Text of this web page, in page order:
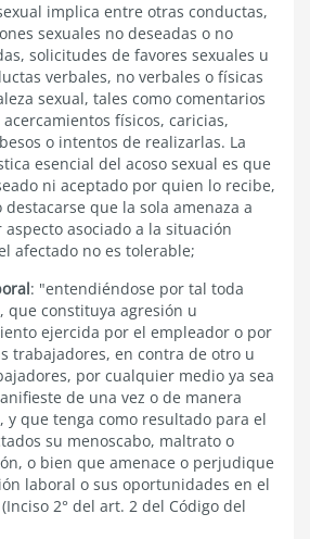
implica entre otras conductas,
sexuales no deseadas o no
solicitudes de favores sexuales u
verbales, no verbales o físicas
sexual, tales como comentarios
acercamientos físicos, caricias,
o intentos de realizarlas. La
esencial del acoso sexual es que
ni aceptado por quien lo recibe,
que la sola amenaza a
asociado a la situación
afectado no es tolerable;
: "entendiéndose por tal toda
que constituya agresión u
ejercida por el empleador o por
trabajadores, en contra de otro u
por cualquier medio ya sea
de una vez o de manera
y que tenga como resultado para el
su menoscabo, maltrato o
o bien que amenace o perjudique
laboral o sus oportunidades en el
2° del art. 2 del Código del